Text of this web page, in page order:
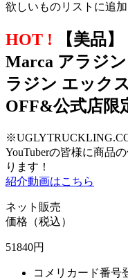
欲しいものリストに追
HOT ! 【美品
Marca アラジ
ラジン エック
OFF&公式店限
YouTuberの皆様に商品
ります！
紹介動画はこちら
ネット販売
価格（税込）
51840円
コメリカード番号